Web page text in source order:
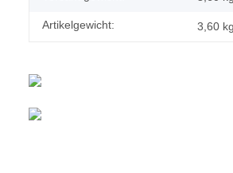
Artikelgewicht: 3,60 kg